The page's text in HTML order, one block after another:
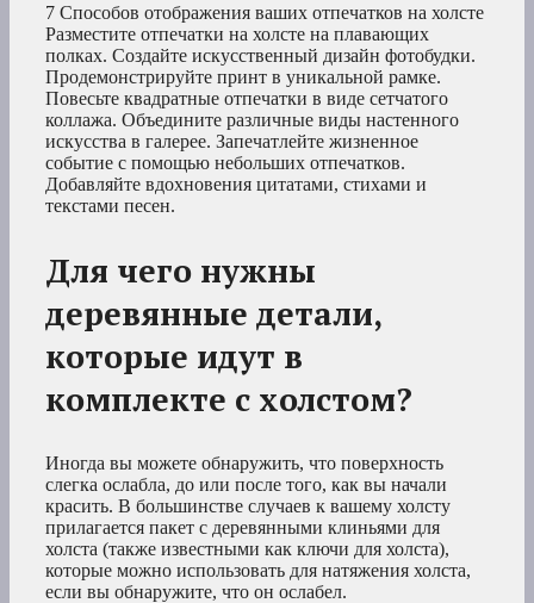
7 Способов отображения ваших отпечатков на холсте
Разместите отпечатки на холсте на плавающих
полках. Создайте искусственный дизайн фотобудки.
Продемонстрируйте принт в уникальной рамке.
Повесьте квадратные отпечатки в виде сетчатого
коллажа. Объедините различные виды настенного
искусства в галерее. Запечатлейте жизненное
событие с помощью небольших отпечатков.
Добавляйте вдохновения цитатами, стихами и
текстами песен.
Для чего нужны
деревянные детали,
которые идут в
комплекте с холстом?
Иногда вы можете обнаружить, что поверхность
слегка ослабла, до или после того, как вы начали
красить. В большинстве случаев к вашему холсту
прилагается пакет с деревянными клиньями для
холста (также известными как ключи для холста),
которые можно использовать для натяжения холста,
если вы обнаружите, что он ослабел.